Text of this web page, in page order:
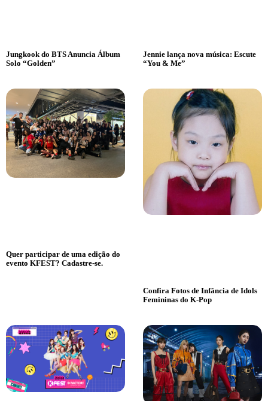
Jungkook do BTS Anuncia Álbum
Solo “Golden”
Jennie lança nova música: Escute
“You & Me”
Quer participar de uma edição do
evento KFEST? Cadastre-se.
Confira Fotos de Infância de Idols
Femininas do K-Pop